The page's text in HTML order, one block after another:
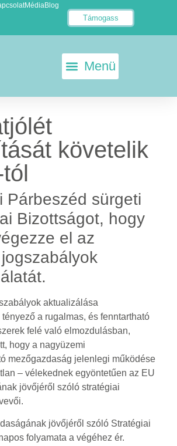
MédiaBlog
Támogass
követelik
Párbeszéd sürgeti
Bizottságot, hogy
el az
aktualizálása
a rugalmas, és fenntartható
felé való elmozdulásban,
hogy a nagyüzemi
mezőgazdaság jelenlegi működése
– vélekednek egyöntetűen az EU
jövőjéről szóló stratégiai
jövőjéről szóló Stratégiai
folyamata a végéhez ér.